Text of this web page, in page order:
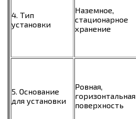
4. Тип
установки
Наземное,
стационарное
хранение
5. Основание
для установки
Ровная,
горизонтальная
поверхность